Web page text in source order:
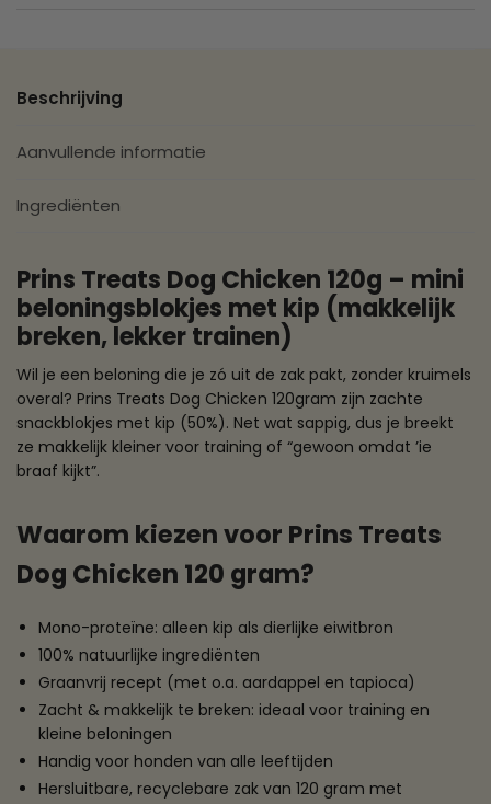
Beschrijving
Aanvullende informatie
Ingrediënten
Prins Treats Dog Chicken 120g – mini
beloningsblokjes met kip (makkelijk
breken, lekker trainen)
Wil je een beloning die je zó uit de zak pakt, zonder kruimels
overal? Prins Treats Dog Chicken 120gram zijn zachte
snackblokjes met kip (50%). Net wat sappig, dus je breekt
ze makkelijk kleiner voor training of “gewoon omdat ’ie
braaf kijkt”.
Waarom kiezen voor Prins Treats
Dog Chicken 120 gram?
Mono-proteïne: alleen kip als dierlijke eiwitbron
100% natuurlijke ingrediënten
Graanvrij recept (met o.a. aardappel en tapioca)
Zacht & makkelijk te breken: ideaal voor training en
kleine beloningen
Handig voor honden van alle leeftijden
Hersluitbare, recyclebare zak van 120 gram met